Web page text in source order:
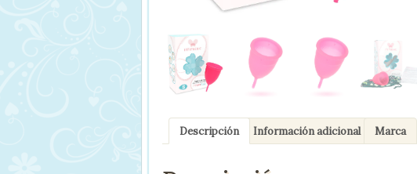
Descripción Información adicional Marca